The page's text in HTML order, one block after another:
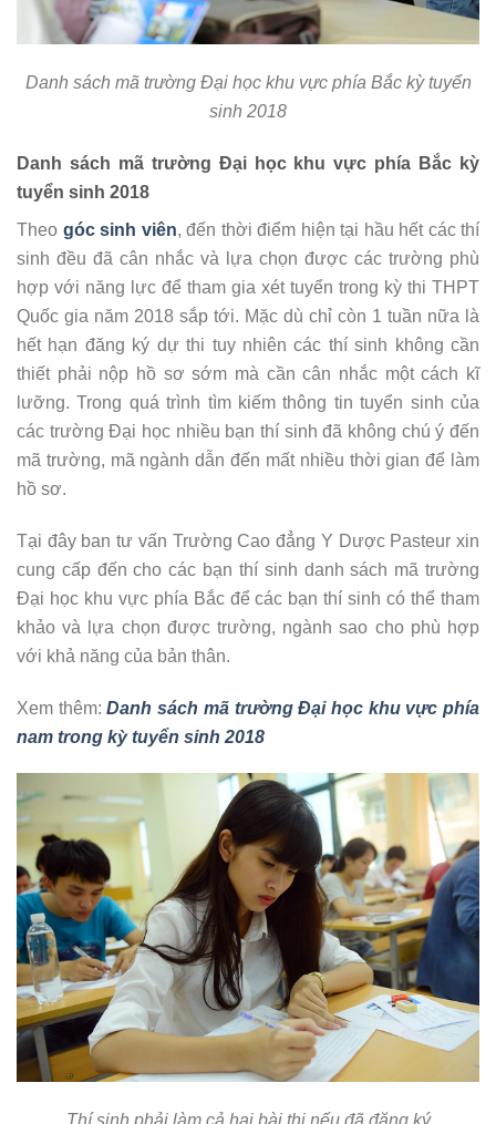
Danh sách mã trường Đại học khu vực phía Bắc kỳ tuyển
sinh 2018
Danh sách mã trường Đại học khu vực phía Bắc kỳ
tuyển sinh 2018
Theo góc sinh viên, đến thời điểm hiện tại hầu hết các thí
sinh đều đã cân nhắc và lựa chọn được các trường phù
hợp với năng lực để tham gia xét tuyển trong kỳ thi THPT
Quốc gia năm 2018 sắp tới. Mặc dù chỉ còn 1 tuần nữa là
hết hạn đăng ký dự thi tuy nhiên các thí sinh không cần
thiết phải nộp hồ sơ sớm mà cần cân nhắc một cách kĩ
lưỡng. Trong quá trình tìm kiếm thông tin tuyển sinh của
các trường Đại học nhiều bạn thí sinh đã không chú ý đến
mã trường, mã ngành dẫn đến mất nhiều thời gian để làm
hồ sơ.
Tại đây ban tư vấn Trường Cao đẳng Y Dược Pasteur xin
cung cấp đến cho các bạn thí sinh danh sách mã trường
Đại học khu vực phía Bắc để các bạn thí sinh có thể tham
khảo và lựa chọn được trường, ngành sao cho phù hợp
với khả năng của bản thân.
Xem thêm:Danh sách mã trường Đại học khu vực phía
nam trong kỳ tuyển sinh 2018
Thí sinh phải làm cả hai bài thi nếu đã đăng ký